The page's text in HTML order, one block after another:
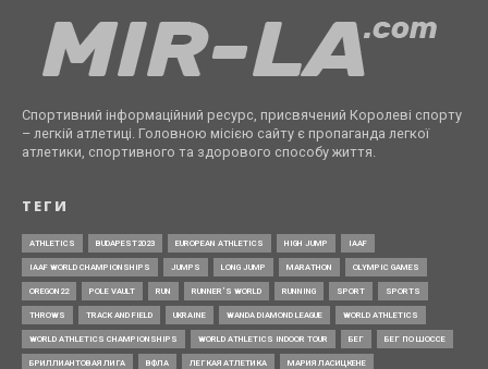
Спортивний інформаційний ресурс, присвячений Королеві спорту
– легкій атлетиці. Головною місією сайту є пропаганда легкої
атлетики, спортивного та здорового способу життя.
ТЕГИ
ATHLETICS BUDAPEST2023 EUROPEAN ATHLETICS HIGH JUMP IAAF
IAAF WORLD CHAMPIONSHIPS JUMPS LONG JUMP MARATHON OLYMPIC GAMES
OREGON22 POLE VAULT RUN RUNNER’S WORLD RUNNING SPORT SPORTS
THROWS TRACK AND FIELD UKRAINE WANDA DIAMOND LEAGUE WORLD ATHLETICS
WORLD ATHLETICS CHAMPIONSHIPS WORLD ATHLETICS INDOOR TOUR БЕГ БЕГ ПО ШОССЕ
БРИЛЛИАНТОВАЯ ЛИГА ВФЛА ЛЕГКАЯ АТЛЕТИКА МАРИЯ ЛАСИЦКЕНЕ